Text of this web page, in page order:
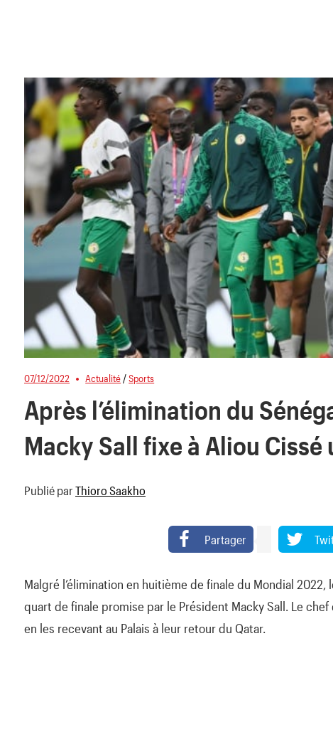
07/12/2022 Actualité /Sports
Après l’élimination du
Macky Sall fixe à Aliou
Publié par Thioro Saakho
Partager
Malgré l’élimination en huitième de finale du Mondial
quart de finale promise par le Président Macky Sall. Le
en les recevant au Palais à leur retour du Qatar.